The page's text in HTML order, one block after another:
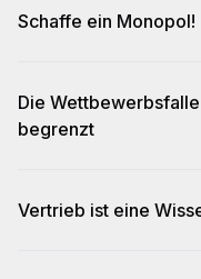
Schaffe ein Monopol!
Die
begrenzt
Vertrieb ist eine